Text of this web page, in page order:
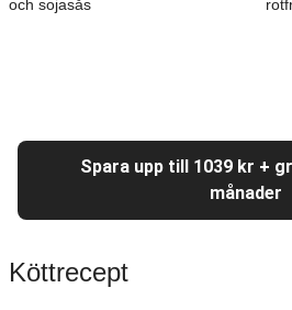
och sojasås
Spara upp till 1039 kr +
månader
Köttrecept